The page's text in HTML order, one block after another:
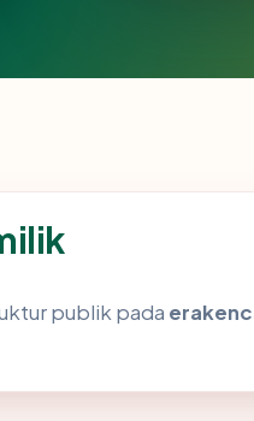
publik pada